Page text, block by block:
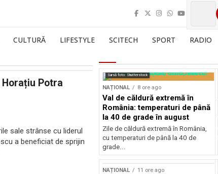
CULTURĂ LIFESTYLE SCITECH SPORT RADIO
Potra
sale strânse cu liderul
a beneficiat de sprijin
Sursă foto: Shutterstock
NAȚIONAL 8 ore ago
Val de căldură extremă în
România: temperaturi de până
la 40 de grade în august
Zile de căldură extremă în România,
cu temperaturi de până la 40 de
grade...
NAȚIONAL 11 ore ago